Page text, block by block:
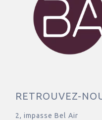
RETROUVEZ-
2, impasse Bel Air